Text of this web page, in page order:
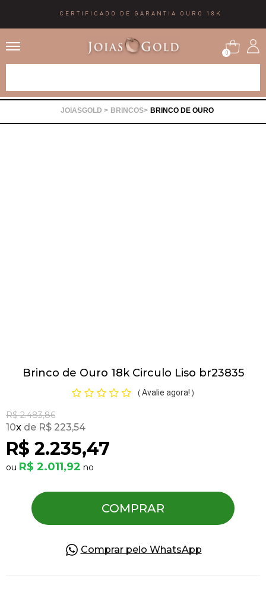
CERTIFICADO DE GARANTIA OURO 18K
0
BRINCOS BRINCO DE OURO
Brinco de Ouro 18k Circulo Liso br23835
( Avalie agora! )
R$ 2.483,86
R$ 2.235,47
10x R$ 223,54
R$ 2.011,92
COMPRAR
Comprar pelo WhatsApp
Pedras Preciosas
OFERTAS